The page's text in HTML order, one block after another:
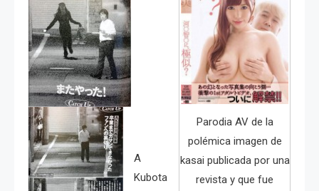
Parodia AV de la
polémica imagen de
kasai publicada por una
revista y que fue
A
Kubota